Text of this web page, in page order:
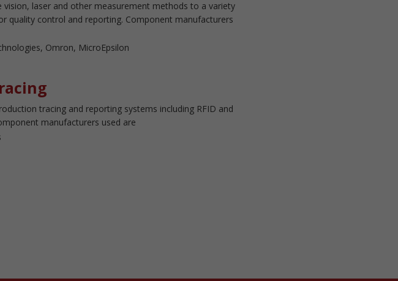
vision, laser and other measurement methods to a variety
quality control and reporting. Component manufacturers
Omron, MicroEpsilon
tracing and reporting systems including RFID and
manufacturers used are